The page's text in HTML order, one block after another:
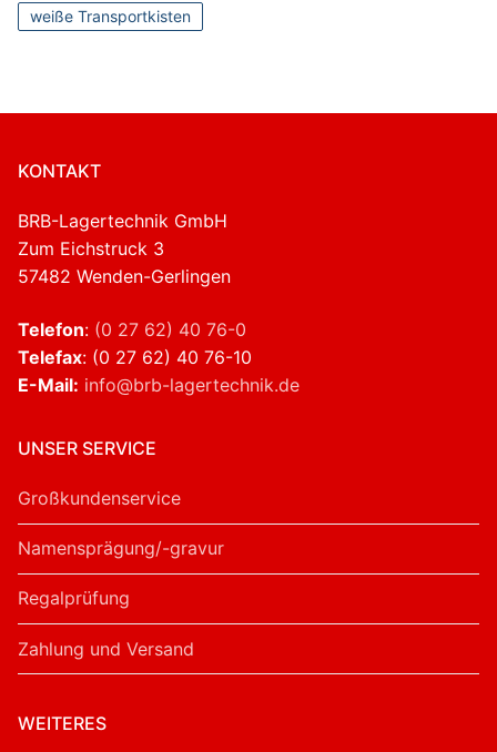
weiße Transportkisten
KONTAKT
BRB-Lagertechnik GmbH
Zum Eichstruck 3
57482 Wenden-Gerlingen
Telefon: (0 27 62) 40 76-0
Telefax: (0 27 62) 40 76-10
E-Mail: info@brb-lagertechnik.de
UNSER SERVICE
Großkundenservice
Namensprägung/-gravur
Regalprüfung
Zahlung und Versand
WEITERES